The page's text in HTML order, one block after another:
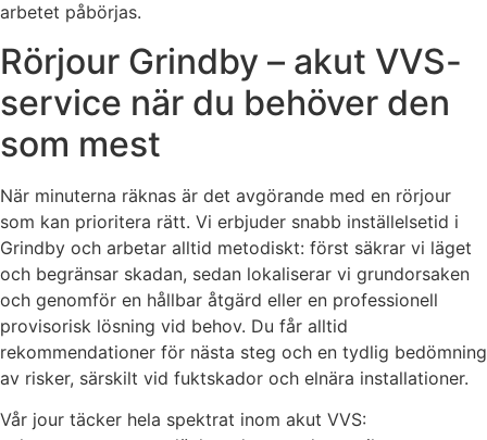
arbetet påbörjas.
Rörjour Grindby – akut VVS-
service när du behöver den
som mest
När minuterna räknas är det avgörande med en rörjour
som kan prioritera rätt. Vi erbjuder snabb inställelsetid i
Grindby och arbetar alltid metodiskt: först säkrar vi läget
och begränsar skadan, sedan lokaliserar vi grundorsaken
och genomför en hållbar åtgärd eller en professionell
provisorisk lösning vid behov. Du får alltid
rekommendationer för nästa steg och en tydlig bedömning
av risker, särskilt vid fuktskador och elnära installationer.
Vår jour täcker hela spektrat inom akut VVS: